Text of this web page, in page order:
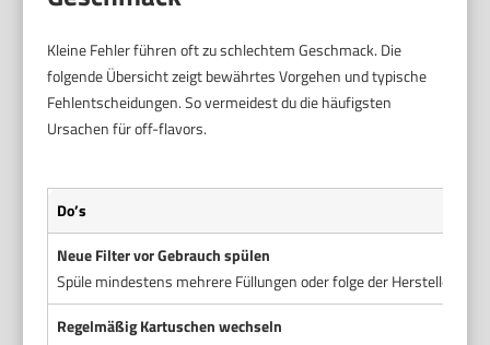
Kleine Fehler führen oft zu schlechtem Geschmack. Die
folgende Übersicht zeigt bewährtes Vorgehen und typische
Fehlentscheidungen. So vermeidest du die häufigsten
Ursachen für off-flavors.
Do’s
Neue Filter vor Gebrauch spülen
Spüle mindestens mehrere Füllungen oder folge der
Regelmäßig Kartuschen wechseln